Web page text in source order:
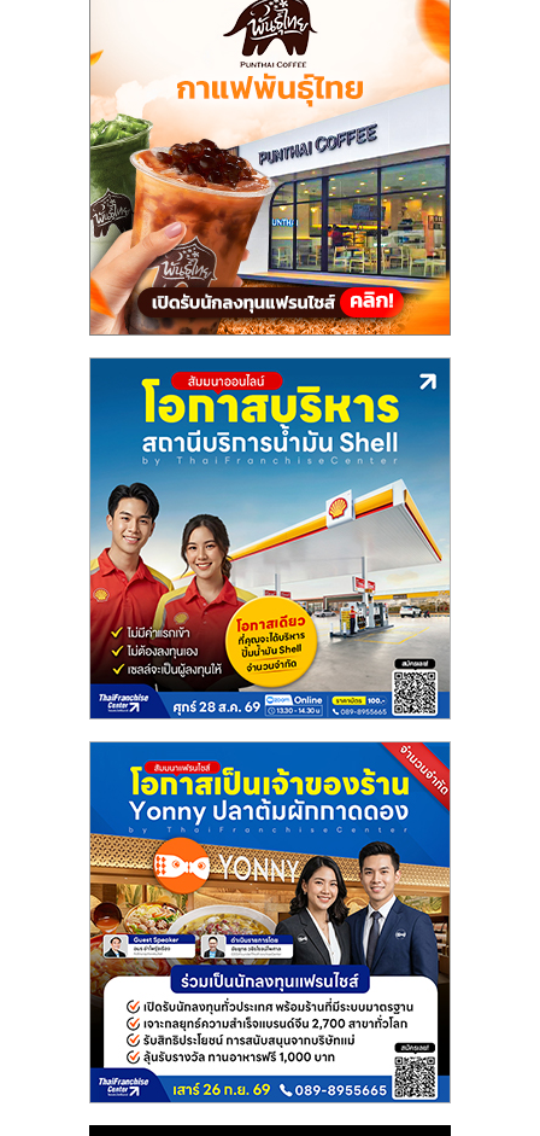
ปรึกษา
แฟ
ไชส์,
รวม
แฟ
ไชส์
ขาย
แฟ
ไชส์
แฟ
ไชส์
ขาย